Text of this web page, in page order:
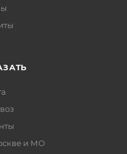
и МО